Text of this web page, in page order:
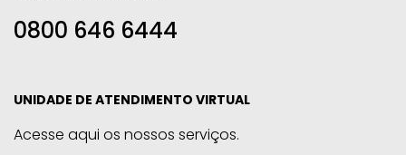
0800 646 6444
UNIDADE DE ATENDIMENTO VIRTUAL
Acesse aqui os nossos serviços.